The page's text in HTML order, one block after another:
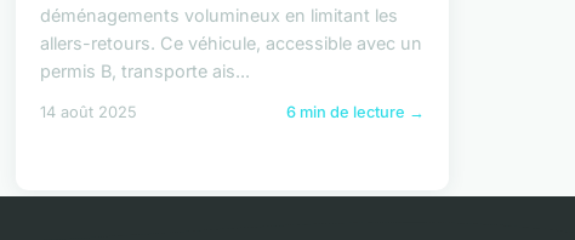
déménagements volumineux en limitant les
allers-retours. Ce véhicule, accessible avec un
permis B, transporte ais...
14 août 2025 6 min de lecture →